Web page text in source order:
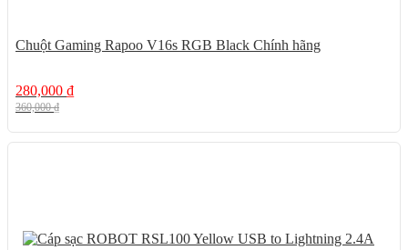
Chuột Gaming Rapoo V16s RGB Black Chính hãng
280,000 ₫
360,000₫